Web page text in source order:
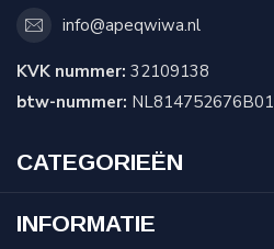
info@apeqwiwa.nl
KVK nummer: 32109138
btw-nummer: NL814752676B01
CATEGORIEËN
INFORMATIE